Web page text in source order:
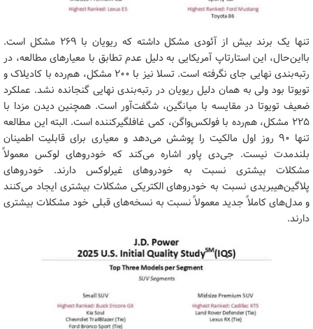
تنها یک برند بیش از آئودی مشکل داشته که ریویان با ۲۶۹ مشکل است.
بااین‌حال، این استارتاپ آمریکایی به دلیل عدم تطابق با معیارهای مطالعه، در
رتبه‌بندی نهایی جای نگرفته است. تسلا نیز با ۲۰۰ مشکل، هم‌رده با کادیلاک و
تویوتا بود ولی به همان دلیل ریویان در رتبه‌بندی نهایی گنجانده نشد. عملکرد
ضعیف تویوتا در مقایسه با میانگین، شگفت‌آور است. همچنین دیدن مزدا با
۲۲۵ مشکل، هم‌رده با فولکس‌واگن، کمی غافلگیرکننده است. البته این مطالعه
تنها ۹۰ روز اول مالکیت را پوشش می‌دهد و معیاری برای قابلیت اطمینان
بلندمدت نیست. جی‌دی پاور اشاره می‌کند که خودروهای لوکس معمولاً
مشکلات بیشتری نسبت به خودروهای غیرلوکس دارند. خودروهای
پلاگین‌هیبریدی نسبت به خودروهای الکتریکی مشکلات بیشتری ایجاد می‌کنند
و مدل‌های کاملاً جدید معمولاً نسبت به نسخه‌های قبلی خود مشکلات بیشتری
دارند.